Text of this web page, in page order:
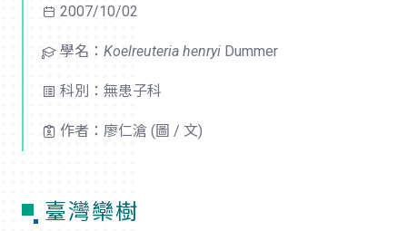
2007/10/02
學名： Koelreuteria henryi Dummer
科別：無患子科
作者：廖仁滄 (圖 / 文)
臺灣欒樹